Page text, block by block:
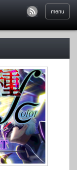
menu